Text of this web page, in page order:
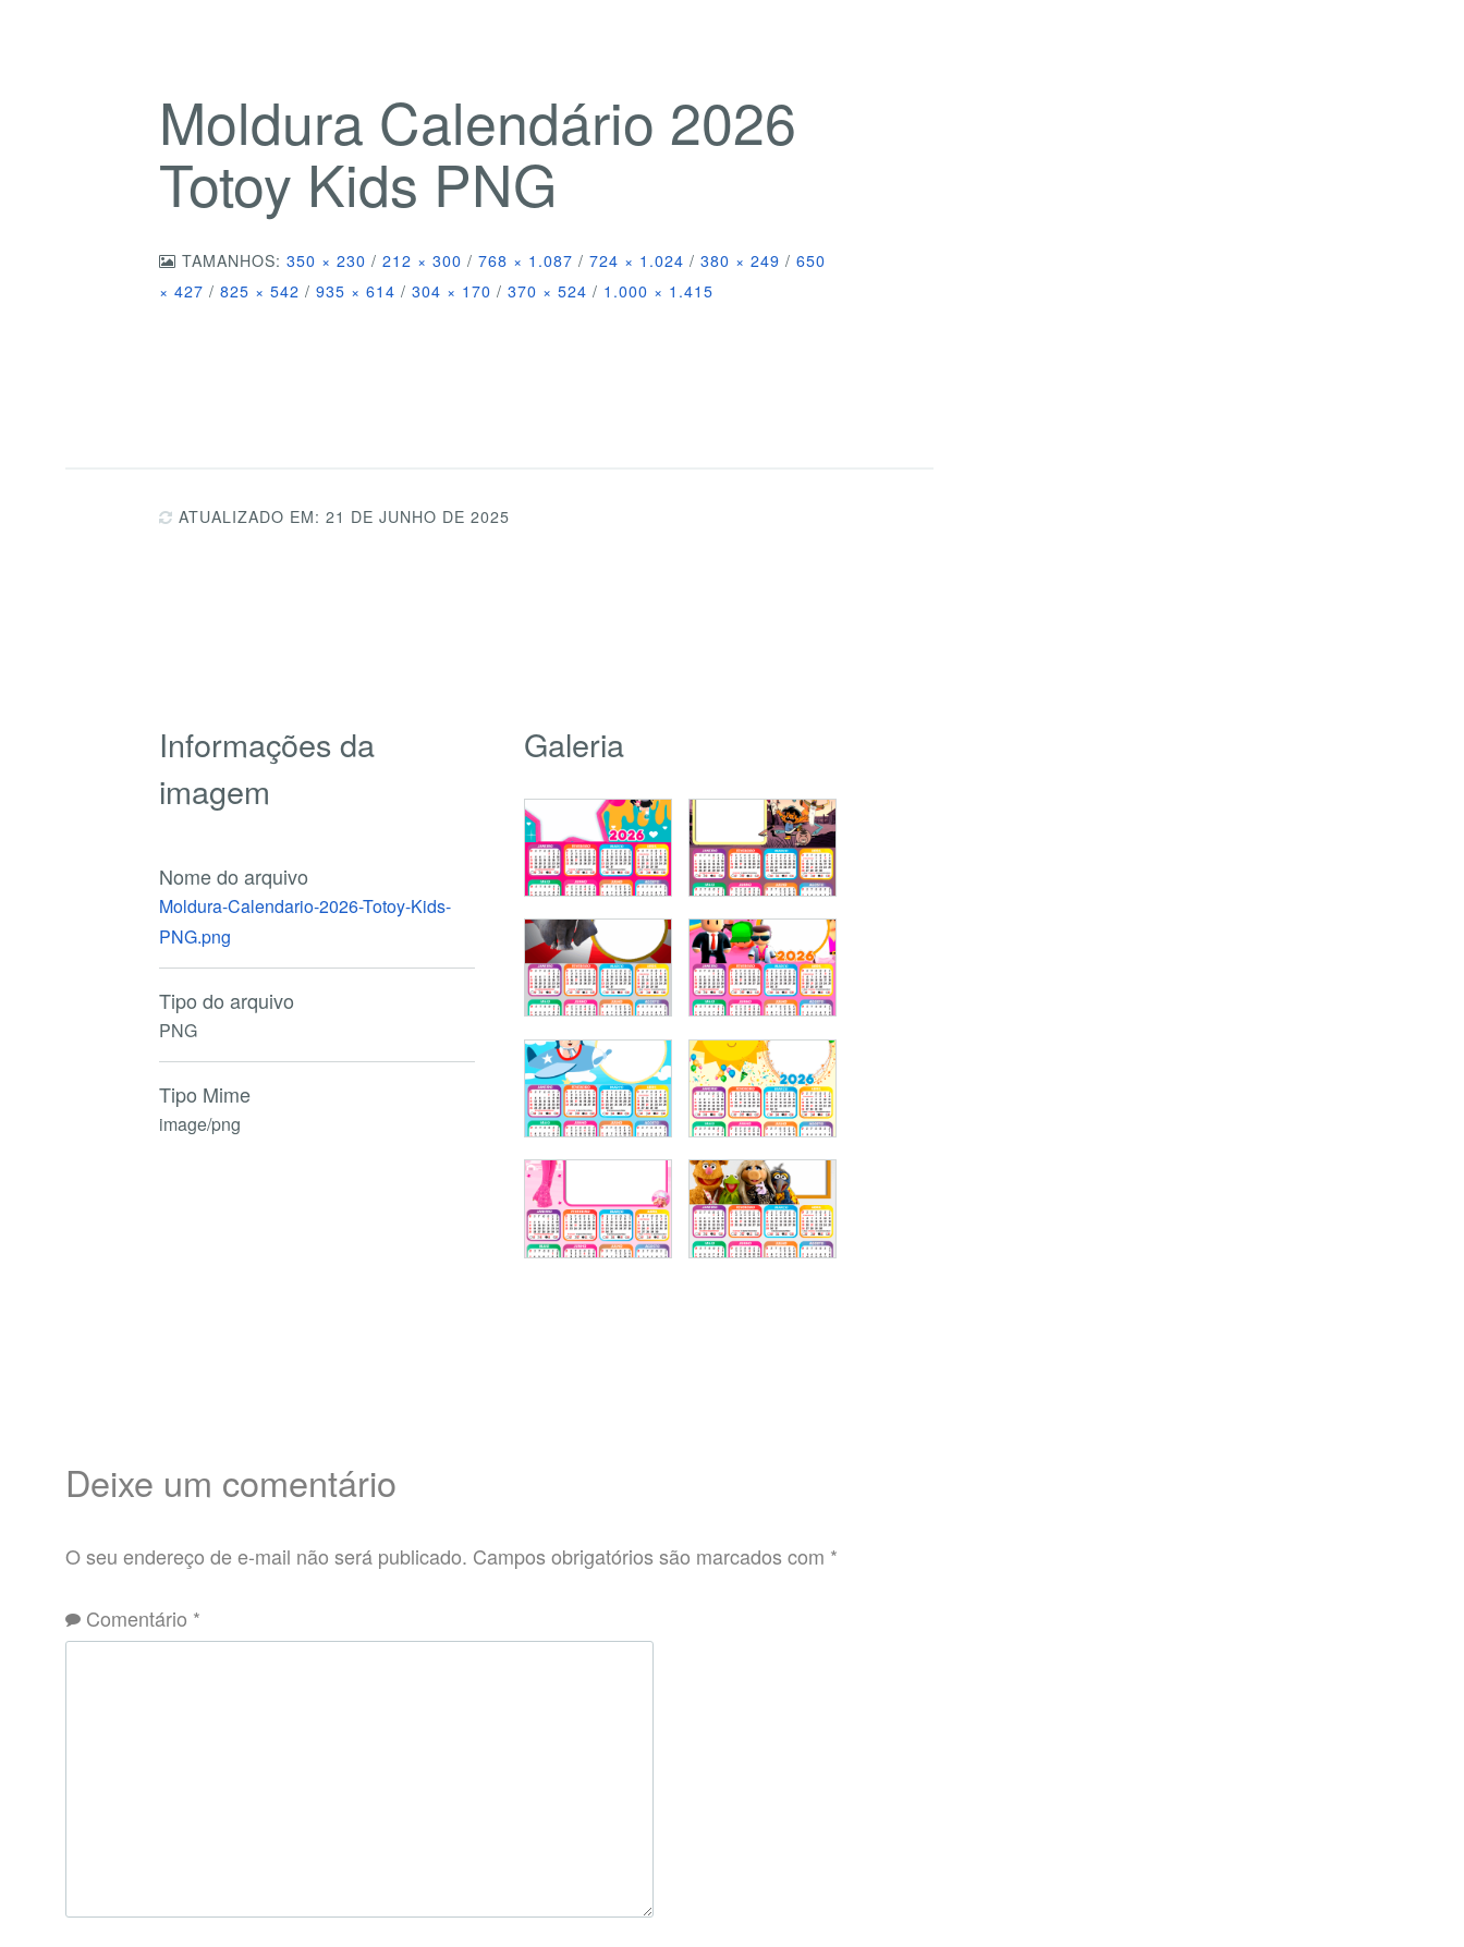
Moldura Calendário 2026
Totoy Kids PNG
TAMANHOS:350 × 230 / 212 × 300 / 768 × 1.087 / 724 × 1.024 / 380 × 249 / 650
× 427 / 825 × 542 / 935 × 614 / 304 × 170 / 370 × 524 / 1.000 × 1.415
ATUALIZADO EM: 21 DE JUNHO DE 2025
Informações da
imagem
Nome do arquivo
Moldura-Calendario-2026-Totoy-Kids-
PNG.png
Tipo do arquivo
PNG
Tipo Mime
image/png
Galeria
Deixe um comentário
O seu endereço de e-mail não será publicado. Campos obrigatórios são marcados com *
Comentário *